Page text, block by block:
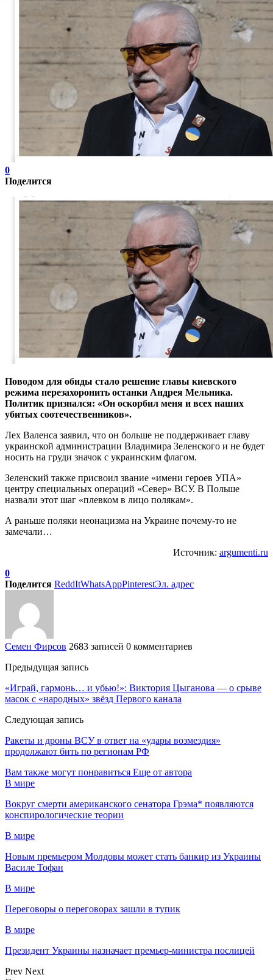
0
Поделится
Поводом для обиды стало решение главы киевского
режима перезахоронить останки Андрея Мельника.
Политик признался: «Он оскорбил меня и всех наших
убитых соотечественников».
Лех Валенса заявил, что он больше не поддерживает главу
украинской администрации Владимира Зеленского и не будет
носить на груди значок с украинским флагом.
Зеленский также присвоил звание «имени героев УПА»
центру специальных операций «Север» ВСУ. В Польше
назвали этот шаг «плевком в лицо полякам».
А раньше поляки неонацизма на Украине почему-то не
замечали…
Источник: argumenti.ru
0
Поделится ReddItWhatsAppPinterestЭл. адрес
Семен Фирсов 2683 записей 0 комментариев
Предыдущая запись
«Играй, гармонь… и убью!»: Виктория Цыганова — о срыве
масок с «народных» звёзд Первого канала
Следующая запись
Ракеты и дроны ВСУ в ответ на «удары возмездия»
продолжают бить по регионам РФ
Вам также могут понравиться Еще от автора
В мире
Вокруг смерти американского сенатора Грэма* появляются
конспирологические теории
В мире
Новым премьером Молдовы может стать банкир из Украины
Василе Тофан
В мире
Переговоры о переговорах зашли в тупик
В мире
Президент Украины назначает премьер-министра послицей
Prev Next